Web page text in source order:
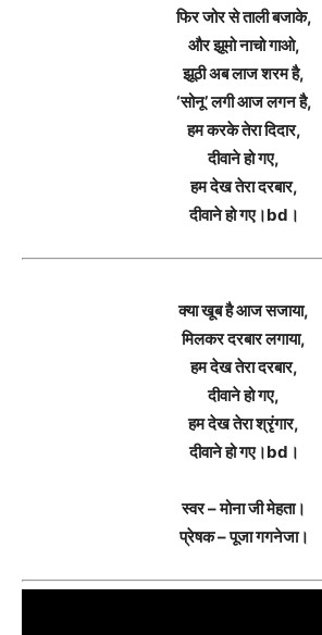
फिर जोर से ताली बजाके,
और झूमो नाचो गाओ,
झूठी अब लाज शरम है,
‘सोनू’ लगी आज लगन है,
हम करके तेरा दिदार,
दीवाने हो गए,
हम देख तेरा दरबार,
दीवाने हो गए।bd।
क्या खूब है आज सजाया,
मिलकर दरबार लगाया,
हम देख तेरा दरबार,
दीवाने हो गए,
हम देख तेरा श्रृंगार,
दीवाने हो गए।bd।
स्वर – मोना जी मेहता।
प्रेषक – पूजा गगनेजा।